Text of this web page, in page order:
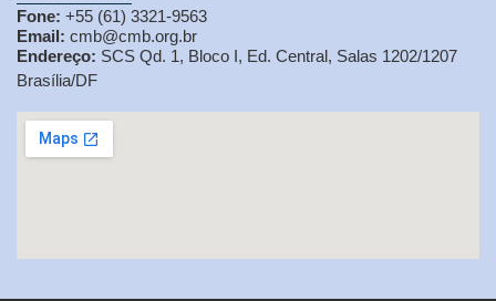
Fone: +55 (61) 3321-9563
Email: cmb@cmb.org.br
Endereço: SCS Qd. 1, Bloco I, Ed. Central, Salas 1202/1207
Brasília/DF